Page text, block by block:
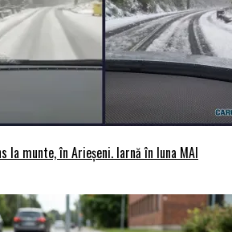
la munte, în Arieșeni. Iarnă în luna MAI